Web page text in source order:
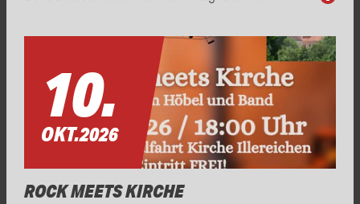
10.
OKT.2026
ROCK MEETS KIRCHE